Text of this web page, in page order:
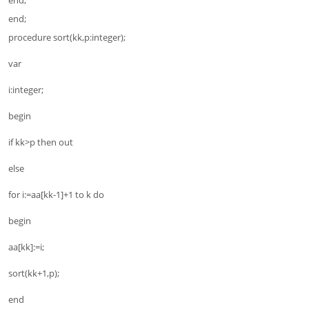
end;
procedure sort(kk,p:integer);
var
i:integer;
begin
if kk>p then out
else
for i:=aa[kk-1]+1 to k do
begin
aa[kk]:=i;
sort(kk+1,p);
end